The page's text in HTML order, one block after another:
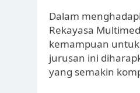
Dalam
Rekayasa
kemampuan
jurusan ini
yang semakin